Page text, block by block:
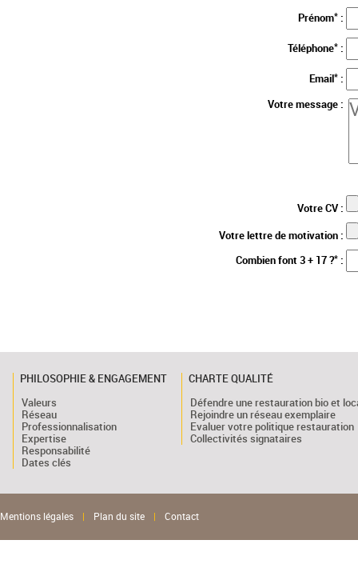
Prénom* :
Téléphone* :
Email* :
Votre message :
Votre CV :
Votre lettre de motivation :
Combien font 3 + 17 ?* :
PHILOSOPHIE & ENGAGEMENT
Valeurs
Réseau
Professionnalisation
Expertise
Responsabilité
Dates clés
CHARTE QUALITÉ
Défendre une restauration bio et
Rejoindre un réseau exemplaire
Evaluer votre politique restauration
Collectivités signataires
Mentions légales | Plan du site | Contact